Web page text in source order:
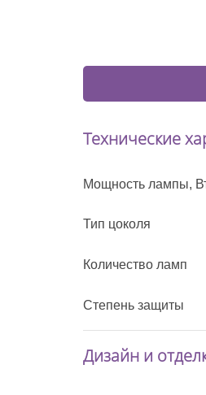
Технические
Мощность лампы,
Тип цоколя
Количество ламп
Степень защиты
Дизайн и